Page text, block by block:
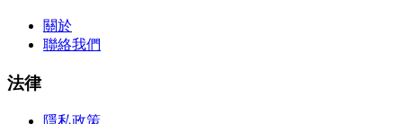
關於
聯絡我們
法律
隱私政策